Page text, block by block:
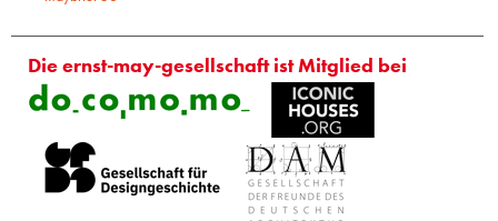
Die ernst-may-gesellschaft ist Mitglied bei